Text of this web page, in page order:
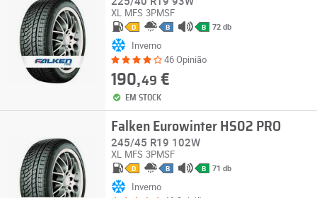
XL MFS 3PMSF
D B B 72 db
Inverno
46 Opinião
190,49 €
EM STOCK
Falken Eurowinter HS02 PRO
245/45 R19 102W
XL MFS 3PMSF
D B B 71 db
Inverno